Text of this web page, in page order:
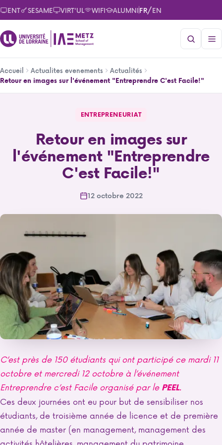
Aller
au
contenu
principal
ENT SESAME VIRT'UL WIFI ALUMNIFR/EN
d'Ariane
Accueil Actualites evenements Actualités
Retour en images sur l'événement "Entreprendre C'est Facile!"
ENTREPRENEURIAT
Retour en images sur
l'événement "Entreprendre
C'est Facile!"
12 octobre 2022
C’est près de 150 étudiants qui ont participé ce mardi 11
octobre et mercredi 12 octobre à l’événement
Entreprendre c’est Facile organisé par le PEEL.
Ces deux journées ont eu pour but de sensibiliser nos
étudiants, de troisième année de licence et de première
année de master (en management, management des